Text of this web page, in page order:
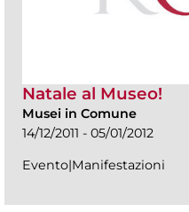
Natale al Museo!
Musei in Comune
14/12/2011 - 05/01/2012
Evento|Manifestazioni